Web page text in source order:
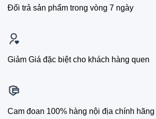
Đổi trả sản phẩm trong vòng 7 ngày
Giảm Giá đặc biệt cho khách hàng quen
Cam đoan 100% hàng nội địa chính hãng